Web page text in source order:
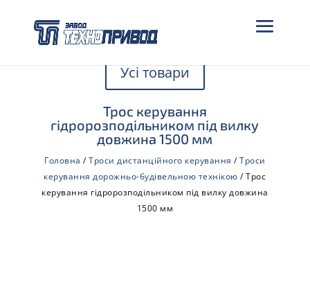
Усі товари
Трос керування
гідророзподільником під вилку
довжина 1500 мм
Головна /Троси дистанційного керування /Троси
керування дорожньо-будівельною технікою / Трос
керування гідророзподільником під вилку довжина
1500 мм